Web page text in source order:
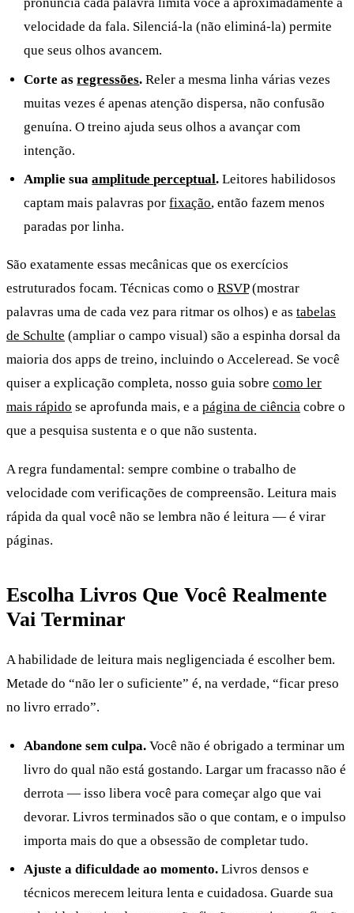
velocidade da fala. Silenciá-la (não eliminá-la) permite
que seus olhos avancem.
Corte asregressões. Reler a mesma linha várias vezes
muitas vezes é apenas atenção dispersa, não confusão
genuína. O treino ajuda seus olhos a avançar com
intenção.
Amplie suaamplitude perceptual. Leitores habilidosos
captam mais palavras porfixação, então fazem menos
paradas por linha.
São exatamente essas mecânicas que os exercícios
estruturados focam. Técnicas como o RSVP(mostrar
palavras uma de cada vez para ritmar os olhos) e as tabelas
de Schulte (ampliar o campo visual) são a espinha dorsal da
maioria dos apps de treino, incluindo o Acceleread. Se você
quiser a explicação completa, nosso guia sobre como ler
mais rápido se aprofunda mais, e a página de ciência cobre o
que a pesquisa sustenta e o que não sustenta.
A regra fundamental: sempre combine o trabalho de
velocidade com verificações de compreensão. Leitura mais
rápida da qual você não se lembra não é leitura — é virar
páginas.
Escolha Livros Que Você Realmente
Vai Terminar
A habilidade de leitura mais negligenciada é escolher bem.
Metade do “não ler o suficiente” é, na verdade, “ficar preso
no livro errado”.
Abandone sem culpa. Você não é obrigado a terminar um
livro do qual não está gostando. Largar um fracasso não é
derrota — isso libera você para começar algo que vai
devorar. Livros terminados são o que contam, e o impulso
importa mais do que a obsessão de completar tudo.
Ajuste a dificuldade ao momento. Livros densos e
técnicos merecem leitura lenta e cuidadosa. Guarde sua